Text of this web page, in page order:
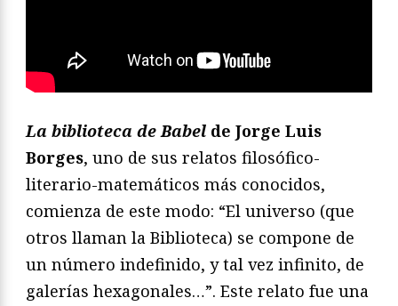
La biblioteca de Babel de Jorge Luis
Borges, uno de sus relatos filosófico-
literario-matemáticos más conocidos,
comienza de este modo: “El universo (que
otros llaman la Biblioteca) se compone de
un número indefinido, y tal vez infinito, de
galerías hexagonales…”. Este relato fue una